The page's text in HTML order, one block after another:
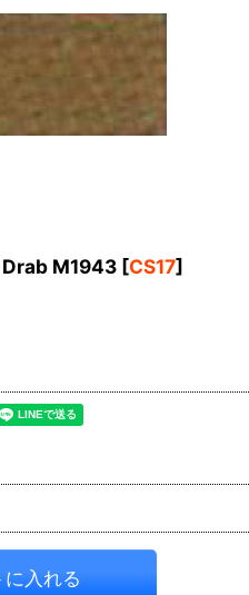
M1943 [CS17]
に入れる